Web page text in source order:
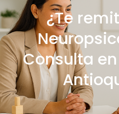
¿Te
Consulta